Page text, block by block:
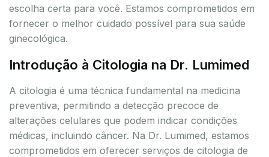
escolha certa para você. Estamos comprometidos em
fornecer o melhor cuidado possível para sua saúde
ginecológica.
Introdução à Citologia na Dr. Lumimed
A citologia é uma técnica fundamental na medicina
preventiva, permitindo a detecção precoce de
alterações celulares que podem indicar condições
médicas, incluindo câncer. Na Dr. Lumimed, estamos
comprometidos em oferecer serviços de citologia de